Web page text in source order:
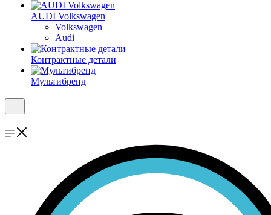
AUDI Volkswagen
Volkswagen
Audi
Контрактные детали
Мультибренд